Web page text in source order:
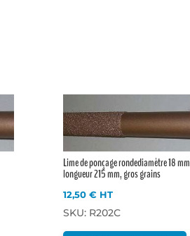
Lime de ponçage rondediamètre 18 mm
longueur 215 mm, gros grains
12,50€ HT
SKU: R202C